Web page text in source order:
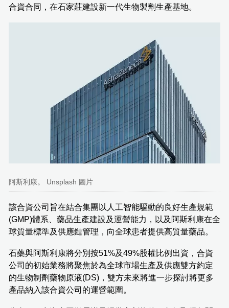
合資合同，在石家莊建設新一代生物製劑生產基地。
阿斯利康。 Unsplash 圖片
該合資公司旨在結合集團以人工智能驅動的良好生產規範
(GMP)體系、藥品生產建設及運營能力，以及阿斯利康在全
球質量標準及供應鏈管理，向全球患者提供高質量藥品。
石藥與阿斯利康將分別按51%及49%股權比例出資，合資
公司的初始業務將聚焦於為全球市場生產及供應雙方約定
的生物制劑藥物原液(DS)，雙方未來將進一步探討將更多
產品納入該合資公司的運營範圍。